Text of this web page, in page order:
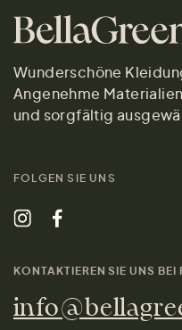
Wunderschöne
Angenehme
und sorgfältig
FOLGEN SIE UNS
KONTAKTIEREN SIE UNS BEI